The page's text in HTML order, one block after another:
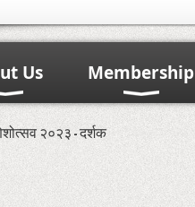
Us Membership
२०२३ - दर्शक